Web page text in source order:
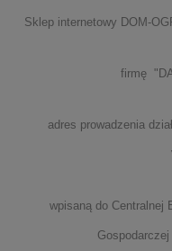
Sklep internetowy DOM-
firmę
adres prowadzenia
wpisaną do Centralnej